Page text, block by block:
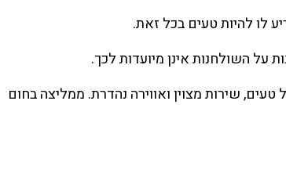
לו להיות טעים בכל זאת.
על השולחנות אינן מיועדות לכך.
שירות מצוין ואווירה נהדרת. ממליצה בחום